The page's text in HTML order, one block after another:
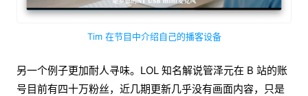
Tim 在节目中介绍自己的播客设备
另一个例子更加耐人寻味。LOL 知名解说管泽元在 B 站的账
号目前有四十万粉丝，近几期更新几乎没有画面内容，只是